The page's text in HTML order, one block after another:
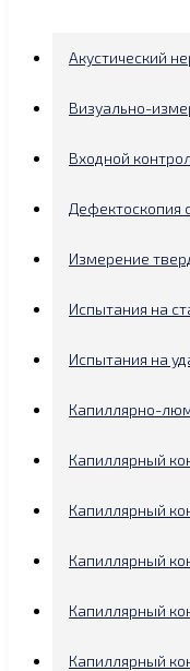
Акустический
Визуально-
Входной
Дефектоскопия
Измерение
Испытания на
Испытания на
Капиллярно-
Капиллярный
Капиллярный
Капиллярный
Капиллярный
Капиллярный